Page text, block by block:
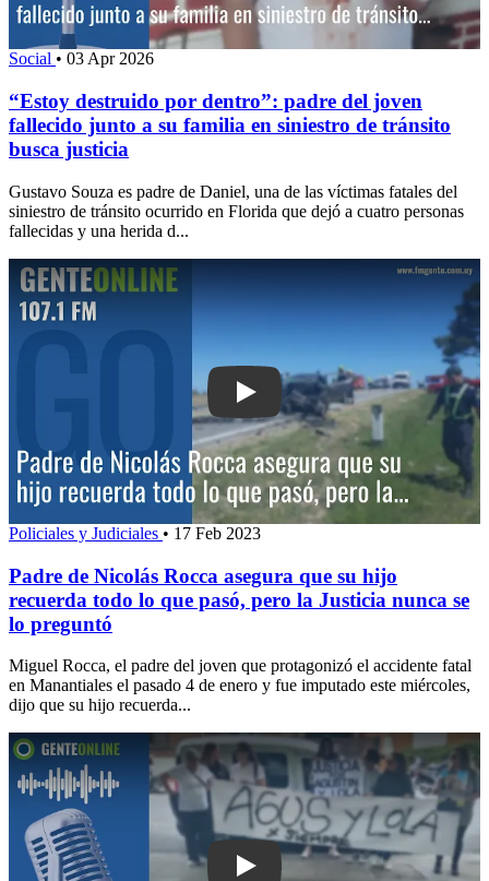
Social • 03 Apr 2026
“Estoy destruido por dentro”: padre del joven
fallecido junto a su familia en siniestro de tránsito
busca justicia
Gustavo Souza es padre de Daniel, una de las víctimas fatales del
siniestro de tránsito ocurrido en Florida que dejó a cuatro personas
fallecidas y una herida d...
Play: Padre de Nicolás Rocca
Policiales y Judiciales • 17 Feb 2023
Padre de Nicolás Rocca asegura que su hijo
recuerda todo lo que pasó, pero la Justicia nunca se
lo preguntó
Miguel Rocca, el padre del joven que protagonizó el accidente fatal
en Manantiales el pasado 4 de enero y fue imputado este miércoles,
dijo que su hijo recuerda...
Play: “Va a llevar tiempo, pero va a